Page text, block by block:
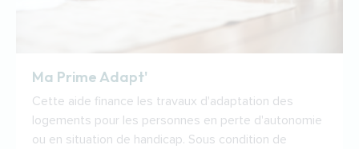
Ma Prime Adapt'
Cette aide finance les travaux d'adaptation des
logements pour les personnes en perte d'autonomie
ou en situation de handicap. Sous condition de